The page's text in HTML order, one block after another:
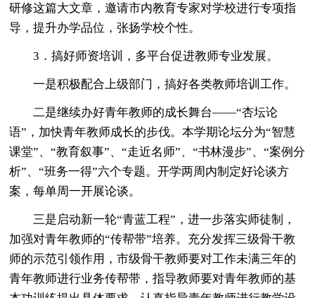
研修这篇大文章，邀请市内教育专家对学校进行专项指
导，提升办学品位，张扬学校个性。
3．搞好师资培训，多平台促进教师专业发展。
一是积极配合上级部门，搞好各类教师培训工作。
二是继续办好青年教师的成长舞台——“杏坛论
语”，加快青年教师成长的步伐。本学期论坛分为“智慧
课堂”、“教育叙事”、“走近名师”、“书林漫步”、“案例分
析”、“班务一得”六个专题。开学两周内制定好论谈方
案，每单周一开展论谈。
三是启动新一轮“青蓝工程”，进一步落实师徒制，
加强对青年教师的“传帮带”培养。充分发挥三级骨干教
师的示范引领作用，市级骨干教师要对工作未满三年的
青年教师进行业务传帮带，指导教师要对青年教师的基